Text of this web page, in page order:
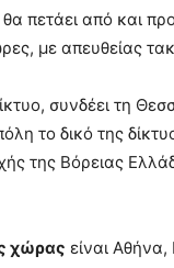
πετάει από και
με απευθείας
συνδέει τη
το δικό της
της Βόρειας
χώρας είναι